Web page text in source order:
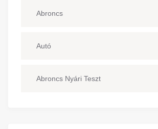
Abroncs
Autó
Abroncs Nyári Teszt